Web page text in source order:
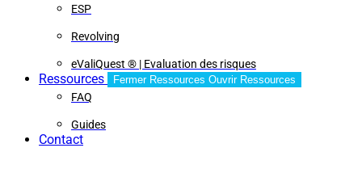
ESP
Revolving
eValiQuest ® | Evaluation des risques
Ressources Fermer Ressources Ouvrir Ressources
FAQ
Guides
Contact